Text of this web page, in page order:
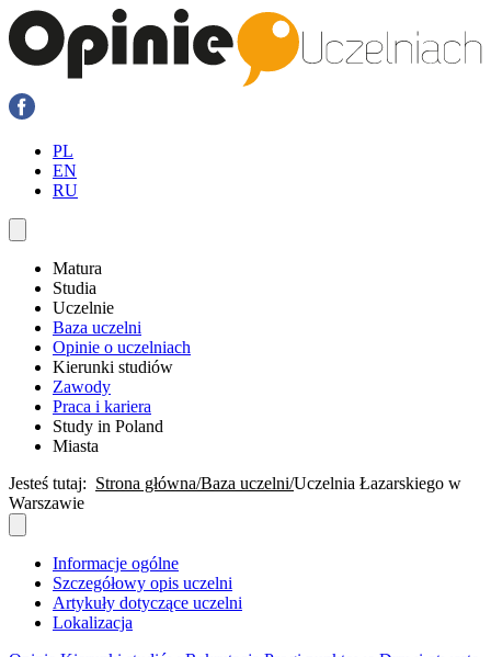
PL
EN
RU
Matura
Studia
Uczelnie
Baza uczelni
Opinie o uczelniach
Kierunki studiów
Zawody
Praca i kariera
Study in Poland
Miasta
Jesteś tutaj: Strona główna Baza uczelni Uczelnia Łazarskiego w
Warszawie
Informacje ogólne
Szczegółowy opis uczelni
Artykuły dotyczące uczelni
Lokalizacja